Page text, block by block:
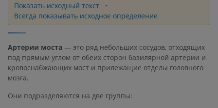
Показать исходный текст
Всегда показывать исходное определение
Артерии моста — это ряд небольших сосудов, отходящих
под прямым углом от обеих сторон базилярной артерии и
кровоснабжающих мост и прилежащие отделы головного
мозга.
Они подразделяются на две группы: